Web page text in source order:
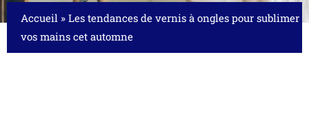
Accueil » Les tendances de vernis à ongles pour sublimer
vos mains cet automne